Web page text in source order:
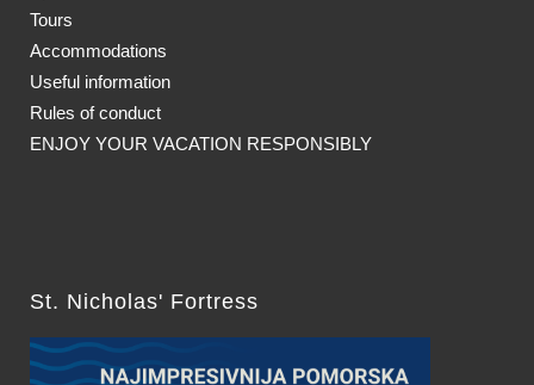
Tours
Accommodations
Useful information
Rules of conduct
ENJOY YOUR VACATION RESPONSIBLY
St. Nicholas' Fortress